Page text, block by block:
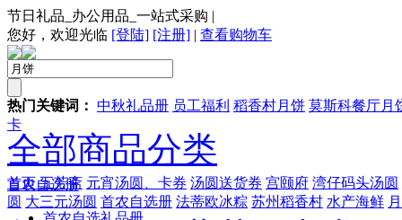
节日礼品_办公用品_一站式采购 |
您好，欢迎光临 [登陆] [注册] | 查看购物车
热门关键词： 中秋礼品册 员工福利 稻香村月饼 莫斯科餐厅月
卡
全部商品分类
首农自选册
首页五芳斋 元宵汤圆、卡券 汤圆送货券 宫颐府 湾仔码头汤圆
圆 大三元汤圆 首农自选册 法蒂欧冰粽 苏州稻香村 水产海鲜